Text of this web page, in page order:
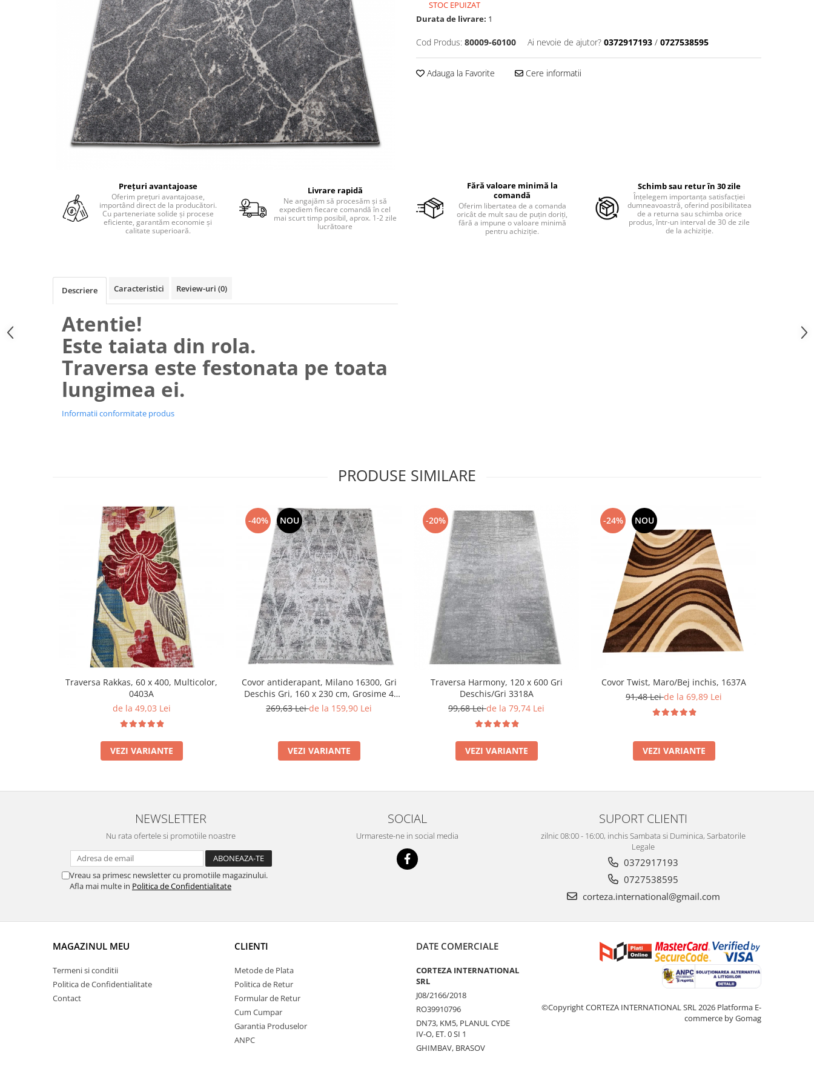
STOC EPUIZAT
Durata de livrare: 1
Cod Produs: 80009-60100 Ai nevoie de ajutor? 0372917193 / 0727538595
Adauga la Favorite Cere informatii
Prețuri avantajoase
Oferim prețuri avantajoase,
importând direct de la producători.
Cu parteneriate solide și procese
eficiente, garantăm economie și
calitate superioară.
Livrare rapidă
Ne angajăm să procesăm și să
expediem fiecare comandă în cel
mai scurt timp posibil, aprox. 1-2 zile
lucrătoare
Fără valoare minimă la
comandă
Oferim libertatea de a comanda
oricât de mult sau de puțin doriți,
fără a impune o valoare minimă
pentru achiziție.
Schimb sau retur în 30 zile
Înțelegem importanța satisfacției
dumneavoastră, oferind posibilitatea
de a returna sau schimba orice
produs, într-un interval de 30 de zile
de la achiziție.
Descriere Caracteristici Review-uri (0)
Atentie!
Este taiata din rola.
Traversa este festonata pe toata
lungimea ei.
Informatii conformitate produs
PRODUSE SIMILARE
Traversa Rakkas, 60 x 400, Multicolor,
0403A
de la 49,03 Lei
VEZI VARIANTE
-40% NOU
Covor antiderapant, Milano 16300, Gri
Deschis Gri, 160 x 230 cm, Grosime 4
mm
269,63 Leide la 159,90 Lei
VEZI VARIANTE
-20%
Traversa Harmony, 120 x 600 Gri
Deschis/Gri 3318A
99,68 Leide la 79,74 Lei
VEZI VARIANTE
-24% NOU
Covor Twist, Maro/Bej inchis, 1637A
91,48 Leide la 69,89 Lei
VEZI VARIANTE
NEWSLETTER
Nu rata ofertele si promotiile noastre
Vreau sa primesc newsletter cu promotiile magazinului.
Afla mai multe in Politica de Confidentialitate
SOCIAL
Urmareste-ne in social media
SUPORT CLIENTI
zilnic 08:00 - 16:00, inchis Sambata si Duminica, Sarbatorile
Legale
0372917193
0727538595
corteza.international@gmail.com
MAGAZINUL MEU
Termeni si conditii
Politica de Confidentialitate
Contact
CLIENTI
Metode de Plata
Politica de Retur
Formular de Retur
Cum Cumpar
Garantia Produselor
ANPC
DATE COMERCIALE
CORTEZA INTERNATIONAL
SRL
J08/2166/2018
RO39910796
DN73, KM5, PLANUL CYDE
IV-O, ET. 0 SI 1
GHIMBAV, BRASOV
©Copyright CORTEZA INTERNATIONAL SRL 2026 Platforma E-
commerce by Gomag